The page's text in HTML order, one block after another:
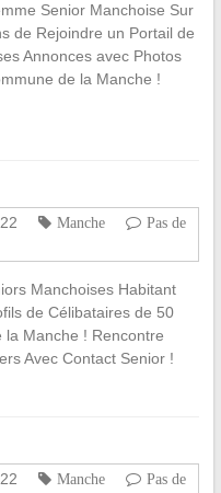
Senior Manchoise Sur
de Rejoindre un Portail de
Annonces avec Photos
de la Manche !
Manche
Pas de
Manchoises Habitant
de Célibataires de 50
la Manche ! Rencontre
Avec Contact Senior !
Manche
Pas de